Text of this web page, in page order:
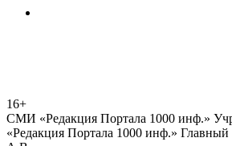
16+
СМИ «Редакция Портала 1000 инф.»
«Редакция Портала 1000 инф.»